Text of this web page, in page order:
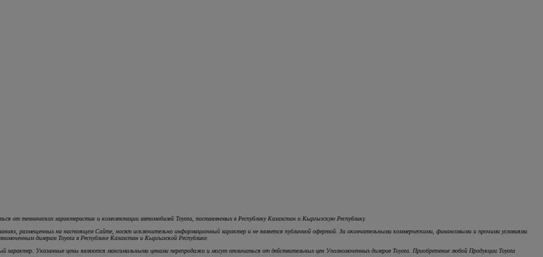
от технических характеристик и комплектации автомобилей Toyota, поставляемых в Республику Казахстан и Кыргызскую Республику.
размещенных на настоящем Cайте, носят исключительно информационный характер и не является публичной офертой. За окончательными коммерческими, финансовыми и прочими условиями
дилерам Toyota в Республике Казахстан и Кыргызской Республике.
Указанные цены являются максимальными ценами перепродажи и могут отличаться от действительных цен Уполномоченных дилеров Toyota. Приобретение любой Продукции Toyota